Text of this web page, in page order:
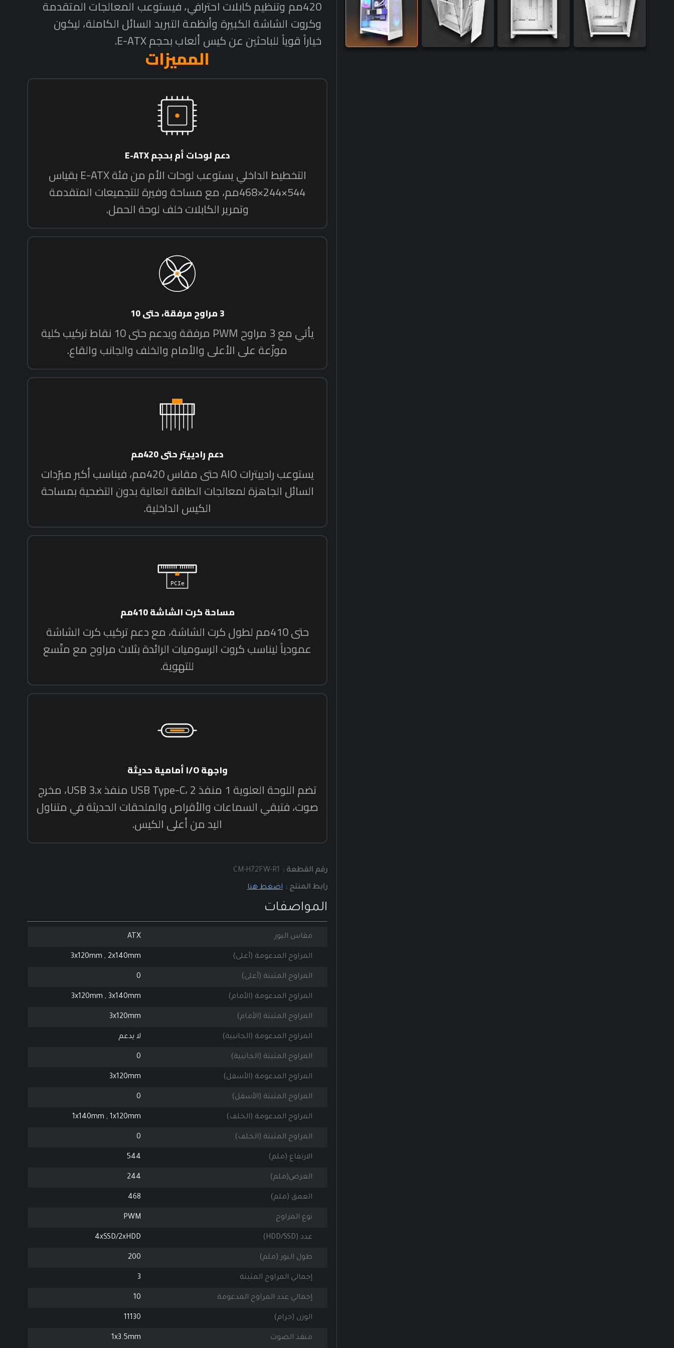
رقم القطعة : CM-H72FW-R1
رابط المنتج : اضغط هنا
المواصفات
مقاس البور ATX
المراوح المدعومة (أعلى) 3x120mm , 2x140mm
المراوح المثبتة (أعلى) 0
المراوح المدعومة (الأمام) 3x120mm , 3x140mm
المراوح المثبتة (الأمام) 3x120mm
المراوح المدعومة (الجانبية) لا يدعم
المراوح المثبتة (الجانبية) 0
المراوح المدعومة (الأسفل) 3x120mm
المراوح المثبتة (الأسفل) 0
المراوح المدعومة (الخلف) 1x140mm , 1x120mm
المراوح المثبتة (الخلف) 0
الارتفاع (ملم) 544
العرض(ملم) 244
العمق (ملم) 468
نوع المراوح PWM
عدد (HDD/SSD) 4xSSD/2xHDD
طول البور (ملم) 200
إجمالي المراوح المثبتة 3
إجمالي عدد المراوح المدعومة 10
الوزن (جرام) 11130
منفذ الصوت 1x3.5mm